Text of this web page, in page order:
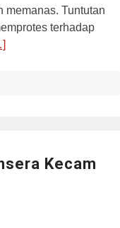
memanas. Tuntutan
terhadap
Kecam